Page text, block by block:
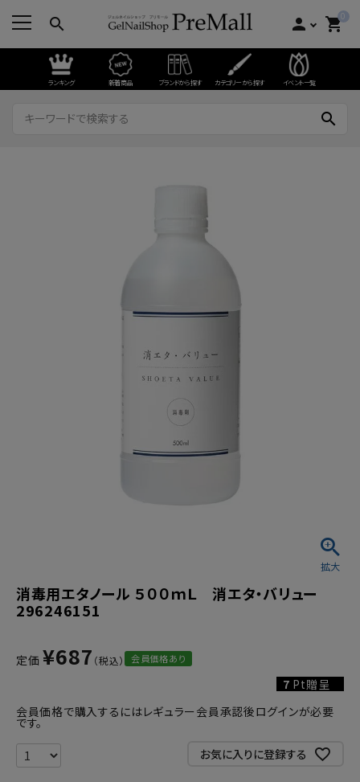
search person 0
shopping_cart
ランキング 新着商品 ブランドから探す カテゴリーから探す イベント一覧
search
消毒用エタノール ５００ｍＬ 消エタ・バリュー
296246151
定価 ¥687 会員価格あり
7 Pt贈呈
会員価格で購入するにはレギュラー会員承認後ログインが必要
です。
お気に入りに登録する